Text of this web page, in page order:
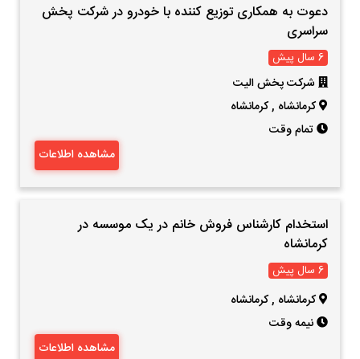
دعوت به همکاری توزیع کننده با خودرو در شرکت پخش
سراسری
6 سال پیش
شرکت پخش الیت
کرمانشاه ,کرمانشاه
تمام وقت
مشاهده اطلاعات
استخدام کارشناس فروش خانم در یک موسسه در
کرمانشاه
6 سال پیش
کرمانشاه ,کرمانشاه
نیمه وقت
مشاهده اطلاعات